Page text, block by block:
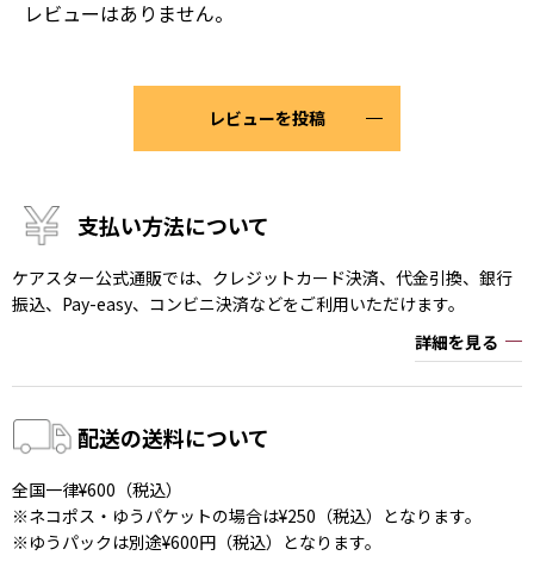
レビューはありません。
レビューを投稿
支払い方法について
ケアスター公式通販では、クレジットカード決済、代金引換、銀行
振込、Pay-easy、コンビニ決済などをご利用いただけます。
詳細を見る
配送の送料について
全国一律¥600（税込）
※ネコポス・ゆうパケットの場合は¥250（税込）となります。
※ゆうパックは別途¥600円（税込）となります。